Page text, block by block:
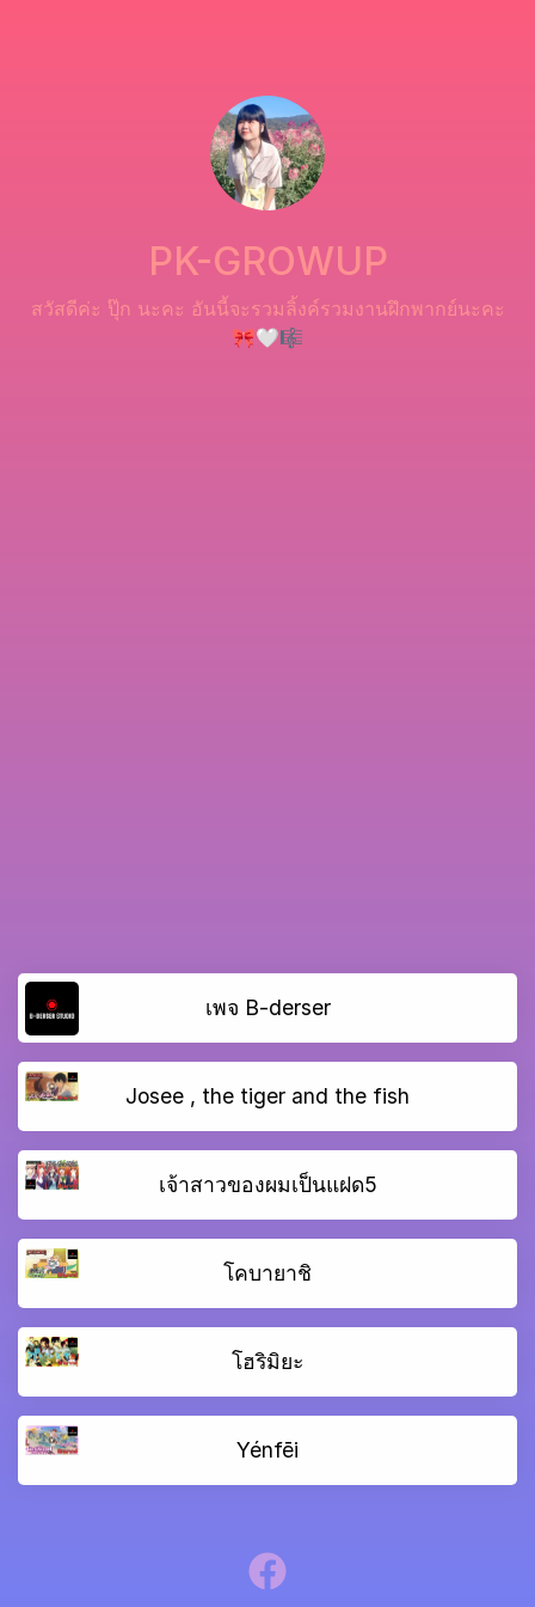
PK-GROWUP
สวัสดีค่ะ ปุ๊ก นะคะ อันนี้จะรวมลิ้งค์รวมงานฝึกพากย์นะคะ
🎀🤍🎼
เพจ B-derser
Josee , the tiger and the fish
เจ้าสาวของผมเป็นแฝด5
โคบายาชิ
โฮริมิยะ
Yénfēi